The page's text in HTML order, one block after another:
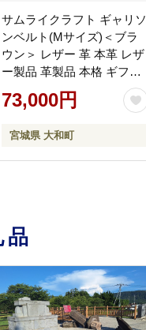
サムライクラフト ギャリソ
ンベルト(Mサイズ)＜ブラ
ウン＞ レザー 革 本革 レザ
ー製品 革製品 本格 ギフト
名入れ 日本製 手縫い ハン
ドメイド ファッション メ
Craft【株式会社Stand
Field】ta285-M-brown
73,000円
宮城県 大和町